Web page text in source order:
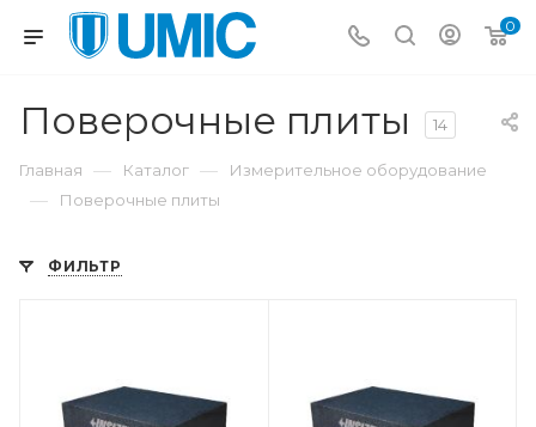
0
Поверочные плиты 14
Главная — Каталог — Измерительное оборудование
— Поверочные плиты
ФИЛЬТР